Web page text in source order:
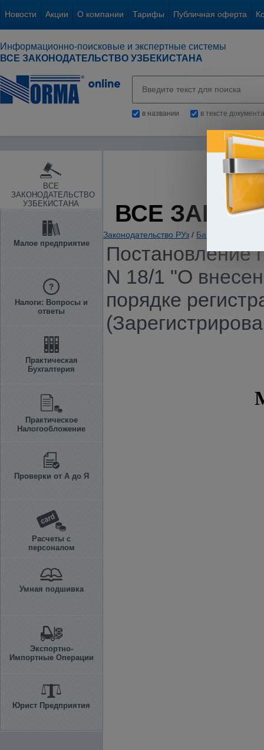
Новости Акции О компании Тарифы Публичная оферта
Информационно-поисковые и экспертные системы
ВСЕ ЗАКОНОДАТЕЛЬСТВО УЗБЕКИСТАНА
в названии в тексте документа
ВСЕ
ЗАКОНОДАТЕЛЬСТВО
УЗБЕКИСТАНА
Малое предприятие
Налоги: Вопросы и
ответы
Практическая
Бухгалтерия
Практическое
Налогообложение
Проверки от А до Я
Расчеты с
персоналом
Умная подшивка
Экспортно-
Импортные Операции
Юрист Предприятия
ВСЕ
Законодательство РУз / Банки.
Постановление
N 18/1 "О
порядке